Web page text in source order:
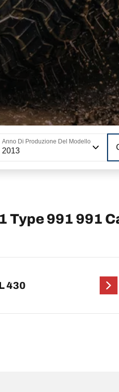
Anno Di Produzione Del Modello
2013
Type 991 991
430